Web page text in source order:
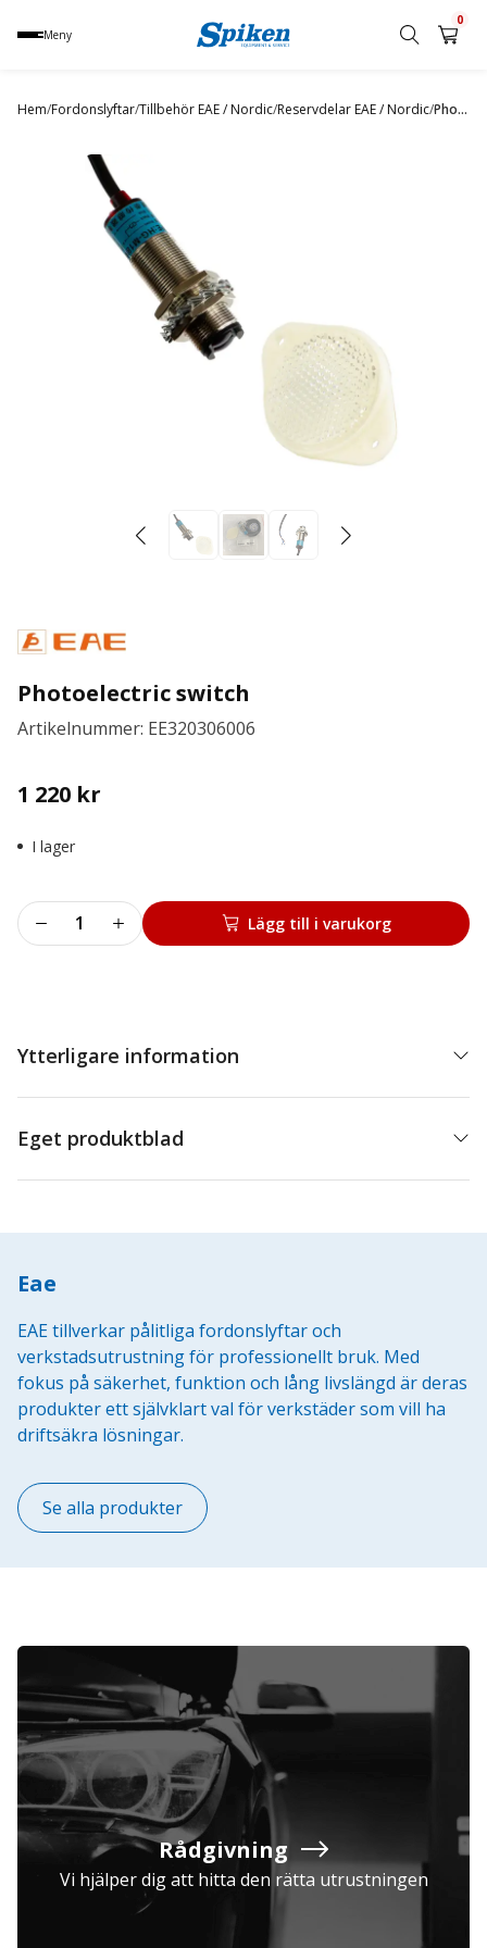
Meny
namn,
0
Hem/Fordonslyftar/Tillbehör EAE / Nordic/Reservdelar EAE / Nordic/ Photoelectric switch
Photoelectric switch
Artikelnummer: EE320306006
1 220 kr
I lager
Photoelectric
switch
Lägg till i varukorg
Ytterligare information
Eget produktblad
Eae
EAE tillverkar pålitliga fordonslyftar och
verkstadsutrustning för professionellt bruk. Med
fokus på säkerhet, funktion och lång livslängd är deras
produkter ett självklart val för verkstäder som vill ha
driftsäkra lösningar.
Se alla produkter
Rådgivning
Vi hjälper dig att hitta den rätta utrustningen